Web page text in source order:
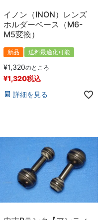
イノン（INON）レンズ
ホルダーベース（M6-
M5変換）
新品 送料最適化可能
¥1,320のところ
¥1,320税込
詳細を見る